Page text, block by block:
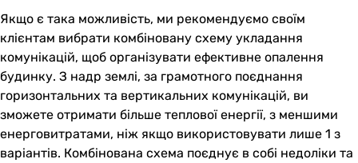
Якщо є така можливість, ми рекомендуємо своїм
клієнтам вибрати комбіновану схему укладання
комунікацій, щоб організувати ефективне опалення
будинку. З надр землі, за грамотного поєднання
горизонтальних та вертикальних комунікацій, ви
зможете отримати більше теплової енергії, з меншими
енерговитратами, ніж якщо використовувати лише 1 з
варіантів. Комбінована схема поєднує в собі недоліки та